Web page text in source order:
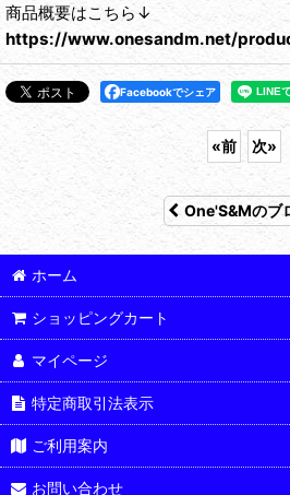
商品概要はこちら↓
https://www.onesandm.net/
Facebookでシェア
«前 次»
One'S&Mのブ
ホーム
ショッピングカート
マイページ
特定商取引法表示
ご利用案内
お問い合わせ